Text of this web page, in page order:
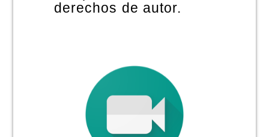
derechos de autor.